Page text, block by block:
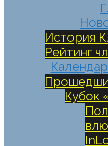
История
Рейтинг
Кубок